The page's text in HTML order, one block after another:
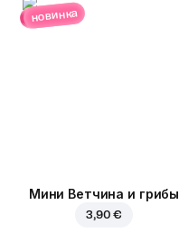
новинка
Мини Ветчина и грибы
3,90 €